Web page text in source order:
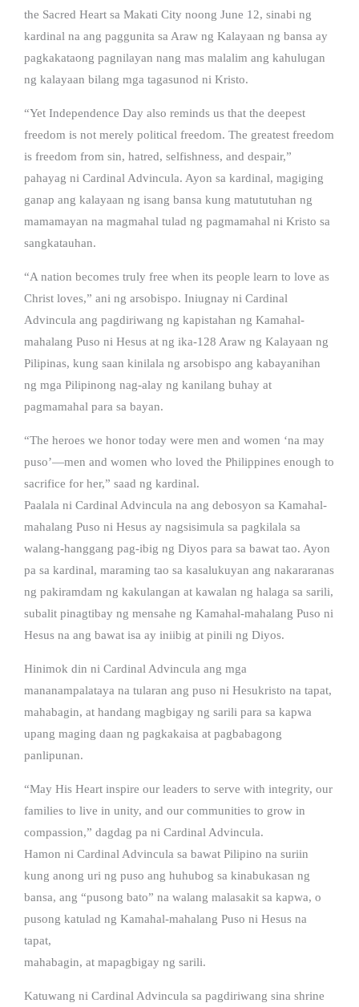
the Sacred Heart sa Makati City noong June 12, sinabi ng
kardinal na ang paggunita sa Araw ng Kalayaan ng bansa ay
pagkakataong pagnilayan nang mas malalim ang kahulugan
ng kalayaan bilang mga tagasunod ni Kristo.
“Yet Independence Day also reminds us that the deepest
freedom is not merely political freedom. The greatest freedom
is freedom from sin, hatred, selfishness, and despair,”
pahayag ni Cardinal Advincula. Ayon sa kardinal, magiging
ganap ang kalayaan ng isang bansa kung matututuhan ng
mamamayan na magmahal tulad ng pagmamahal ni Kristo sa
sangkatauhan.
“A nation becomes truly free when its people learn to love as
Christ loves,” ani ng arsobispo. Iniugnay ni Cardinal
Advincula ang pagdiriwang ng kapistahan ng Kamahal-
mahalang Puso ni Hesus at ng ika-128 Araw ng Kalayaan ng
Pilipinas, kung saan kinilala ng arsobispo ang kabayanihan
ng mga Pilipinong nag-alay ng kanilang buhay at
pagmamahal para sa bayan.
“The heroes we honor today were men and women ‘na may
puso’—men and women who loved the Philippines enough to
sacrifice for her,” saad ng kardinal.
Paalala ni Cardinal Advincula na ang debosyon sa Kamahal-
mahalang Puso ni Hesus ay nagsisimula sa pagkilala sa
walang-hanggang pag-ibig ng Diyos para sa bawat tao. Ayon
pa sa kardinal, maraming tao sa kasalukuyan ang nakararanas
ng pakiramdam ng kakulangan at kawalan ng halaga sa sarili,
subalit pinagtibay ng mensahe ng Kamahal-mahalang Puso ni
Hesus na ang bawat isa ay iniibig at pinili ng Diyos.
Hinimok din ni Cardinal Advincula ang mga
mananampalataya na tularan ang puso ni Hesukristo na tapat,
mahabagin, at handang magbigay ng sarili para sa kapwa
upang maging daan ng pagkakaisa at pagbabagong
panlipunan.
“May His Heart inspire our leaders to serve with integrity, our
families to live in unity, and our communities to grow in
compassion,” dagdag pa ni Cardinal Advincula.
Hamon ni Cardinal Advincula sa bawat Pilipino na suriin
kung anong uri ng puso ang huhubog sa kinabukasan ng
bansa, ang “pusong bato” na walang malasakit sa kapwa, o
pusong katulad ng Kamahal-mahalang Puso ni Hesus na
tapat,
mahabagin, at mapagbigay ng sarili.
Katuwang ni Cardinal Advincula sa pagdiriwang sina shrine